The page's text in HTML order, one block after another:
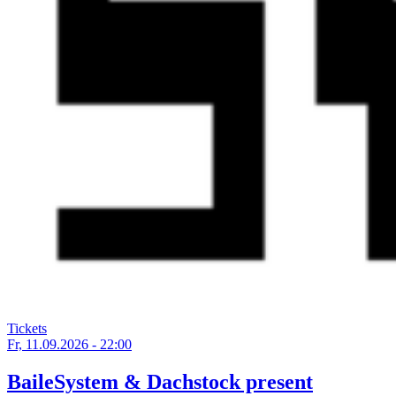
Tickets
Fr, 11.09.2026 - 22:00
BaileSystem & Dachstock present